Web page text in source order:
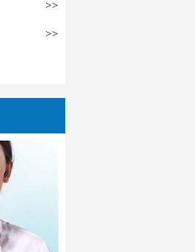
>>
>>